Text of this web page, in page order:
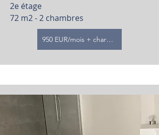
2e étage
72 m2 - 2 chambres
950 EUR/mois + charges (loué)